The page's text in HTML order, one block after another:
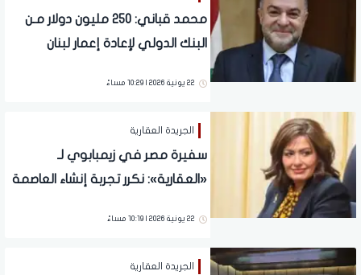
محمد قباني: 250 مليون دولار مـن
البنك الدولي لإعادة إعمار لبنان
22 يونية 2026 | 10:29 مساءً
الجريدة العقارية
سفيرة مصر في زيمبابوي لـ
«العقارية»: نكرر تجربة إنشاء العاصمة
العمراني
22 يونية 2026 | 10:19 مساءً
الجريدة العقارية